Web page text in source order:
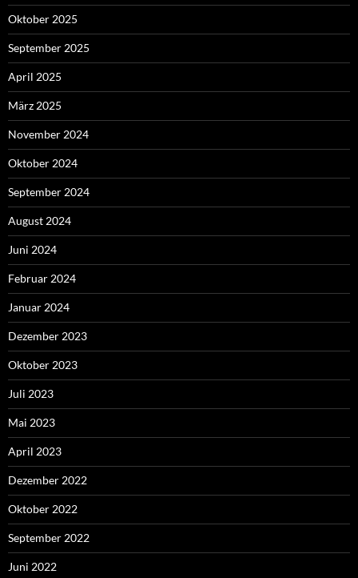
Oktober 2025
September 2025
April 2025
März 2025
November 2024
Oktober 2024
September 2024
August 2024
Juni 2024
Februar 2024
Januar 2024
Dezember 2023
Oktober 2023
Juli 2023
Mai 2023
April 2023
Dezember 2022
Oktober 2022
September 2022
Juni 2022